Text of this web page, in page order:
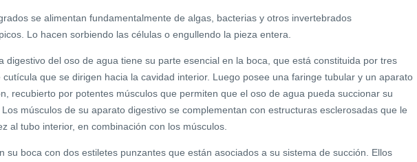
se alimentan fundamentalmente de algas, bacterias y otros invertebrados
Lo hacen sorbiendo las células o engullendo la pieza entera.
digestivo del oso de agua tiene su parte esencial en la boca, que está constituida por tres
cutícula que se dirigen hacia la cavidad interior. Luego posee una faringe tubular y un aparato
recubierto por potentes músculos que permiten que el oso de agua pueda succionar su
músculos de su aparato digestivo se complementan con estructuras esclerosadas que le
al tubo interior, en combinación con los músculos.
su boca con dos estiletes punzantes que están asociados a su sistema de succión. Ellos